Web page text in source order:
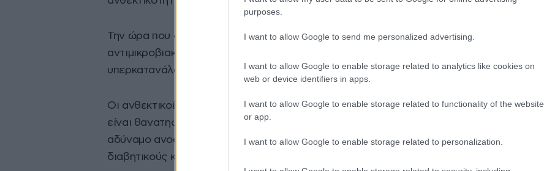
purposes.
I want to allow Google to send me personalized advertising.
I want to allow Google to enable storage related to analytics like cookies on
web or device identifiers in apps.
I want to allow Google to enable storage related to functionality of the website
or app.
I want to allow Google to enable storage related to personalization.
Την ώρα που οι ειδικοί ζητούν εδώ και χρόνια περιορισμό στη συνταγογράφηση
αντιμικροβιακών
υπερκατανάλωσή τους σε νοσοκομεία, κλινικές και αγροκτήματα συνεχίζεται.
Οι ανθεκτικοί μικροοργανισμοί συχνά αποκαλούνται «σουπερ-μικρόβια», αλλά δεν
είναι θανατηφόροι για όλους. Αποδεικνύονται πιο επικίνδυνοι για ανθρώπους με
αδύναμο ανοσοποιητικό, όπως νεογέννητα και ηλικιωμένοι, καπνιστές,
διαβητικούς και ανθρώπους με αυτοάνοσα, που παίρνουν στεροειδή.